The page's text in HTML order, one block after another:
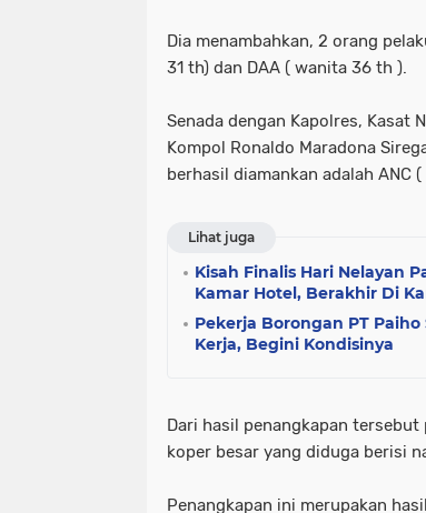
Dia menambahkan, 2 orang
31 th) dan DAA ( wanita 36 th ).
Senada dengan Kapolres, Kasat
Kompol Ronaldo Maradona
berhasil diamankan adalah ANC
Lihat juga
Kisah Finalis Hari Nelayan
Kamar Hotel, Berakhir Di
Pekerja Borongan PT
Kerja, Begini Kondisinya
Dari hasil penangkapan tersebut
koper besar yang diduga berisi
Penangkapan ini merupakan